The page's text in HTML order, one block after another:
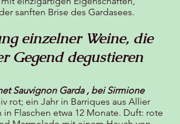
sanften Brise des Gardasees.
einzelner Weine, die
Gegend degustieren
Sauvignon Garda , bei Sirmione
rot; ein Jahr in Barriques aus Allier
Flaschen etwa 12 Monate. Duft: rote